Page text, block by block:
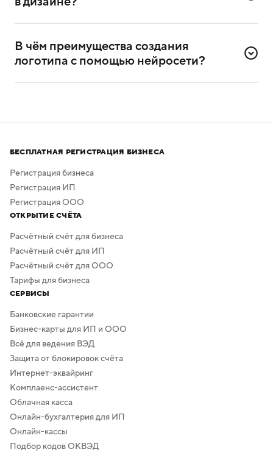
дизайнерского опыта. Он разработан специально для
самостоятельного создания логотипов.
В чём преимущества создания
логотипа с помощью нейросети?
а скачать результат можно бесплатно в высоком
качестве. Дополнительная обработка не нужна —
в сервисе предусмотрено скачивание логотипа без
фона.
БЕСПЛАТНАЯ РЕГИСТРАЦИЯ БИЗНЕСА
Регистрация бизнеса
Регистрация ИП
Регистрация ООО
ОТКРЫТИЕ СЧЁТА
Расчётный счёт для бизнеса
Расчётный счёт для ИП
Расчётный счёт для ООО
Тарифы для бизнеса
СЕРВИСЫ
Банковские гарантии
Бизнес-карты для ИП и ООО
Всё для ведения ВЭД
Защита от блокировок счёта
Интернет-эквайринг
Комплаенс-ассистент
Облачная касса
Онлайн-бухгалтерия для ИП
Онлайн-кассы
Подбор кодов ОКВЭД